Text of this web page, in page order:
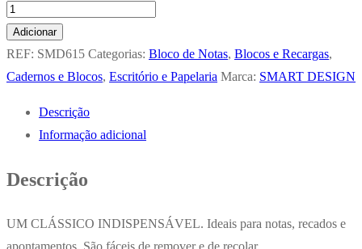
Quantidade
de
Bloco
Notas
21,5x14,5cm
Verde
Adicionar
REF: SMD615 Categorias: Bloco de Notas, Blocos e Recargas,
Cadernos e Blocos, Escritório e Papelaria Marca: SMART DESIGN
Descrição
Informação adicional
Descrição
UM CLÁSSICO INDISPENSÁVEL. Ideais para notas, recados e
apontamentos. São fáceis de remover e de recolar.